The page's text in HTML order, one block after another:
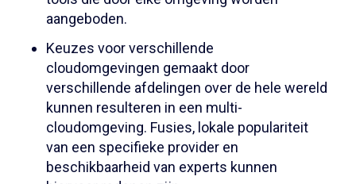
aangeboden.
Keuzes voor verschillende
cloudomgevingen gemaakt door
verschillende afdelingen over de hele wereld
kunnen resulteren in een multi-
cloudomgeving. Fusies, lokale populariteit
van een specifieke provider en
beschikbaarheid van experts kunnen